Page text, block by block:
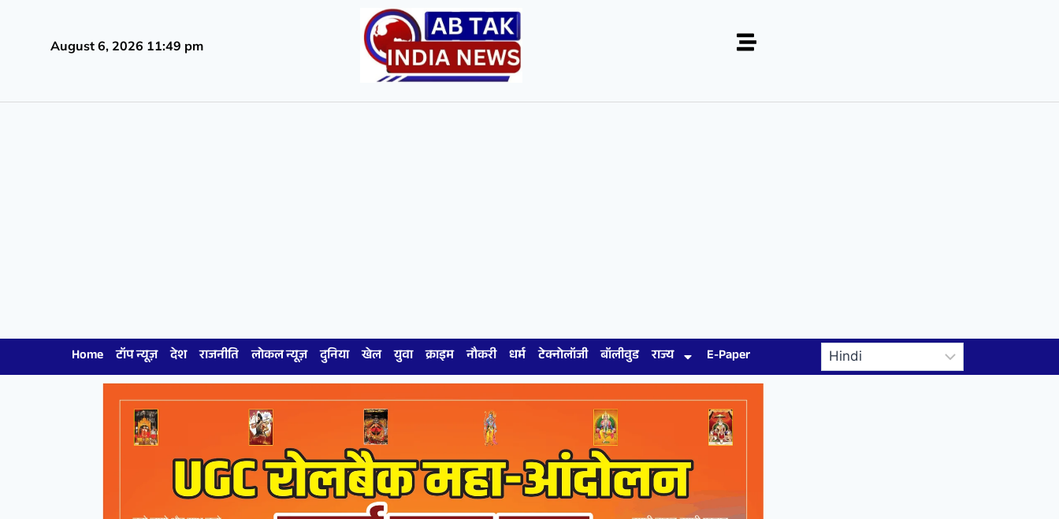
August 6, 2026 11:49 pm
Home टॉप न्यूज़ देश राजनीति लोकल न्यूज़ दुनिया खेल युवा क्राइम नौकरी धर्म टेक्नोलॉजी बॉलीवुड राज्य E-Paper